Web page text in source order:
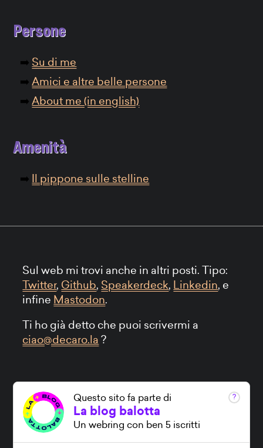
Persone
Su di me
Amici e altre belle persone
About me (in english)
Amenità
Il pippone sulle stelline
Sul web mi trovi anche in altri posti. Tipo:
Twitter, Github, Speakerdeck, Linkedin, e
infine Mastodon.
Ti ho già detto che puoi scrivermi a
ciao@decaro.la ?